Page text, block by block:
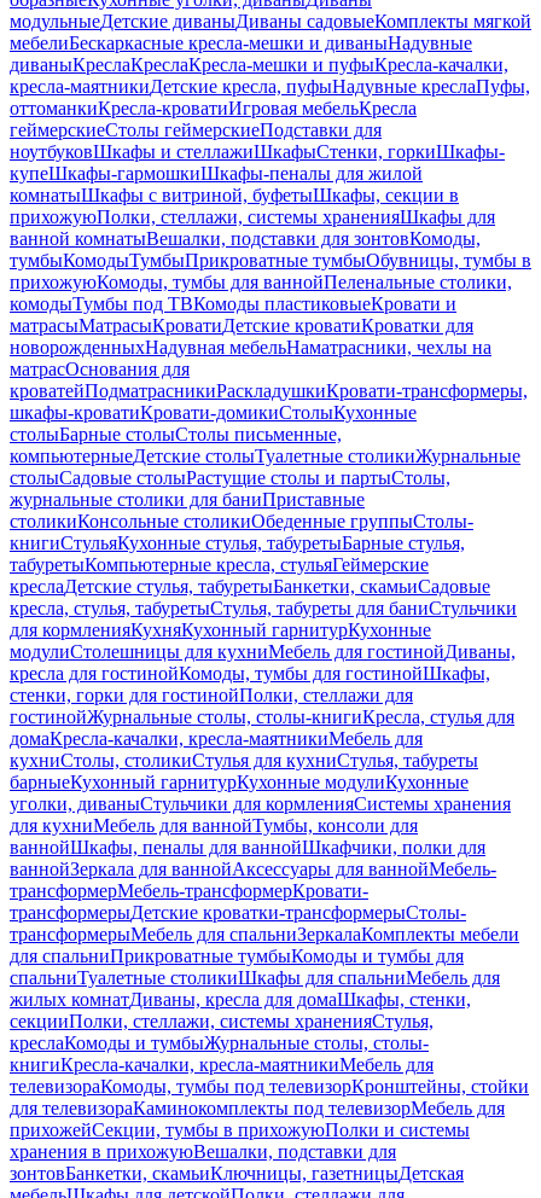
модульныеДетские диваныДиваны садовыеКомплекты мягкой
мебелиБескаркасные кресла-мешки и диваныНадувные
диваныКреслаКреслаКресла-мешки и пуфыКресла-качалки,
кресла-маятникиДетские кресла, пуфыНадувные креслаПуфы,
оттоманкиКресла-кроватиИгровая мебельКресла
геймерскиеСтолы геймерскиеПодставки для
ноутбуковШкафы и стеллажиШкафыСтенки, горкиШкафы-
купеШкафы-гармошкиШкафы-пеналы для жилой
комнатыШкафы с витриной, буфетыШкафы, секции в
прихожуюПолки, стеллажи, системы храненияШкафы для
ванной комнатыВешалки, подставки для зонтовКомоды,
тумбыКомодыТумбыПрикроватные тумбыОбувницы, тумбы в
прихожуюКомоды, тумбы для ваннойПеленальные столики,
комодыТумбы под ТВКомоды пластиковыеКровати и
матрасыМатрасыКроватиДетские кроватиКроватки для
новорожденныхНадувная мебельНаматрасники, чехлы на
матрасОснования для
кроватейПодматрасникиРаскладушкиКровати-трансформеры,
шкафы-кроватиКровати-домикиСтолыКухонные
столыБарные столыСтолы письменные,
компьютерныеДетские столыТуалетные столикиЖурнальные
столыСадовые столыРастущие столы и партыСтолы,
журнальные столики для баниПриставные
столикиКонсольные столикиОбеденные группыСтолы-
книгиСтульяКухонные стулья, табуретыБарные стулья,
табуретыКомпьютерные кресла, стульяГеймерские
креслаДетские стулья, табуретыБанкетки, скамьиСадовые
кресла, стулья, табуретыСтулья, табуреты для баниСтульчики
для кормленияКухняКухонный гарнитурКухонные
модулиСтолешницы для кухниМебель для гостинойДиваны,
кресла для гостинойКомоды, тумбы для гостинойШкафы,
стенки, горки для гостинойПолки, стеллажи для
гостинойЖурнальные столы, столы-книгиКресла, стулья для
домаКресла-качалки, кресла-маятникиМебель для
кухниСтолы, столикиСтулья для кухниСтулья, табуреты
барныеКухонный гарнитурКухонные модулиКухонные
уголки, диваныСтульчики для кормленияСистемы хранения
для кухниМебель для ваннойТумбы, консоли для
ваннойШкафы, пеналы для ваннойШкафчики, полки для
ваннойЗеркала для ваннойАксессуары для ваннойМебель-
трансформерМебель-трансформерКровати-
трансформерыДетские кроватки-трансформерыСтолы-
трансформерыМебель для спальниЗеркалаКомплекты мебели
для спальниПрикроватные тумбыКомоды и тумбы для
спальниТуалетные столикиШкафы для спальниМебель для
жилых комнатДиваны, кресла для домаШкафы, стенки,
секцииПолки, стеллажи, системы храненияСтулья,
креслаКомоды и тумбыЖурнальные столы, столы-
книгиКресла-качалки, кресла-маятникиМебель для
телевизораКомоды, тумбы под телевизорКронштейны, стойки
для телевизораКаминокомплекты под телевизорМебель для
прихожейСекции, тумбы в прихожуюПолки и системы
хранения в прихожуюВешалки, подставки для
зонтовБанкетки, скамьиКлючницы, газетницыДетская